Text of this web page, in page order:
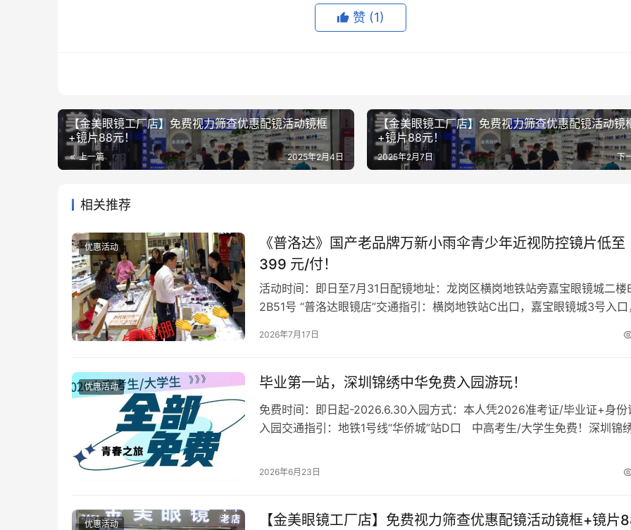
赞 (1)
【金美眼镜工厂店】免费视力筛查优惠配镜活动镜框
+镜片88元！
上一篇 2025年2月4日
【金美眼镜工厂店】免费视力筛查优惠配镜活动镜
+镜片88元！
下
2025年2月7日
相关推荐
优惠活动
《普洛达》国产老品牌万新小雨伞青少年近视防控镜片低至
399 元/付！
活动时间：即日至7月31日配镜地址：龙岗区横岗地铁站旁嘉宝眼镜城二楼
2B51号 “普洛达眼镜店”交通指引：横岗地铁站C出口，嘉宝眼镜城3号入口
2026年7月17日
优惠活动 毕业第一站，深圳锦绣中华免费入园游玩！
免费时间：即日起-2026.6.30入园方式：本人凭2026准考证/毕业证+身份
入园交通指引：地铁1号线“华侨城”站D口 中高考生/大学生免费！深圳锦
2026年6月23日
优惠活动
【金美眼镜工厂店】免费视力筛查优惠配镜活动镜框+镜片